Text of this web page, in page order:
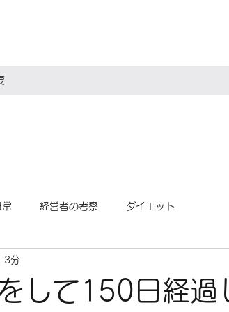
常 経営者の考察 ダイエット
して150日経過
3分